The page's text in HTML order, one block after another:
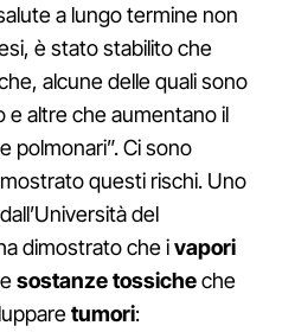
a lungo termine non
è stato stabilito che
alcune delle quali sono
e altre che aumentano il
polmonari”. Ci sono
questi rischi. Uno
dall’Università del
dimostrato che ivapori
sostanze tossicheche
tumori: